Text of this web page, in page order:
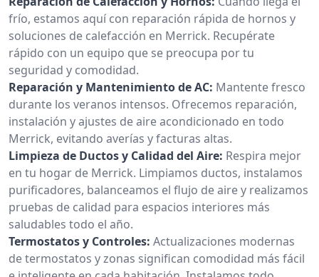
frío, estamos aquí con reparación rápida de hornos y
soluciones de calefacción en Merrick. Recupérate
rápido con un equipo que se preocupa por tu
seguridad y comodidad.
Reparación y Mantenimiento de AC: Mantente fresco
durante los veranos intensos. Ofrecemos reparación,
instalación y ajustes de aire acondicionado en todo
Merrick, evitando averías y facturas altas.
Limpieza de Ductos y Calidad del Aire: Respira mejor
en tu hogar de Merrick. Limpiamos ductos, instalamos
purificadores, balanceamos el flujo de aire y realizamos
pruebas de calidad para espacios interiores más
saludables todo el año.
Termostatos y Controles: Actualizaciones modernas
de termostatos y zonas significan comodidad más fácil